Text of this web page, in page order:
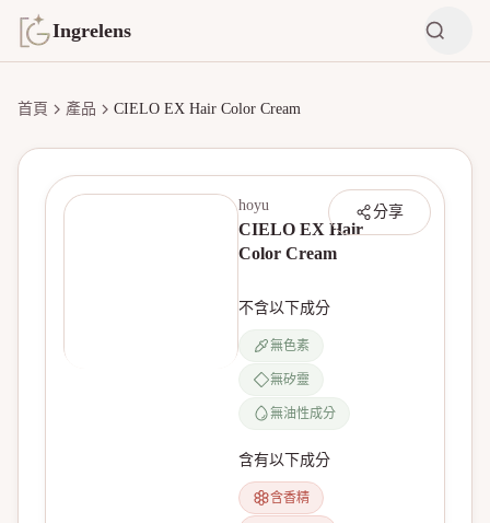
Ingrelens
首頁 產品 CIELO EX Hair Color Cream
分享
hoyu
CIELO EX Hair
Color Cream
不含以下成分
無色素
無矽靈
無油性成分
含有以下成分
含香精